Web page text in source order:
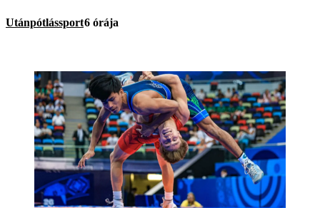
Utánpótlássport6 órája